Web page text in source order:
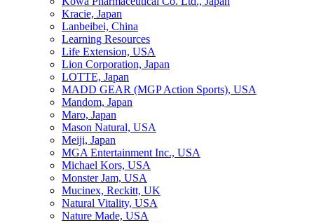
Kracie, Japan
Lanbeibei, China
Learning Resources
Life Extension, USA
Lion Corporation, Japan
LOTTE, Japan
MADD GEAR (MGP Action Sports), USA
Mandom, Japan
Maro, Japan
Mason Natural, USA
Meiji, Japan
MGA Entertainment Inc., USA
Michael Kors, USA
Monster Jam, USA
Mucinex, Reckitt, UK
Natural Vitality, USA
Nature Made, USA